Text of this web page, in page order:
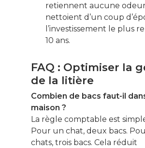
retiennent aucune
nettoient d’un coup
l’investissement le plus
10 ans.
FAQ : Optimiser la
de la litière
Combien de bacs faut-il
maison ?
La règle comptable est simple
Pour un chat, deux bacs.
chats, trois bacs. Cela réduit
Le